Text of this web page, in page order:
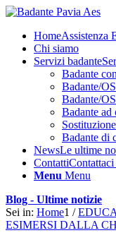
HomeAssistenza
Chi siamo
Servizi badante
Badante
Badante/
Badante/
Badante ad
Badante di
NewsLe ultime
Contatti
Menu Menu
Blog - Ultime notizie
Sei in: Home1 /
ESIMERSI DALLA